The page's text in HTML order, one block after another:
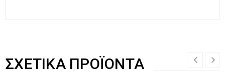
ΣΧΕΤΙΚΆ ΠΡΟΪΌΝΤΑ